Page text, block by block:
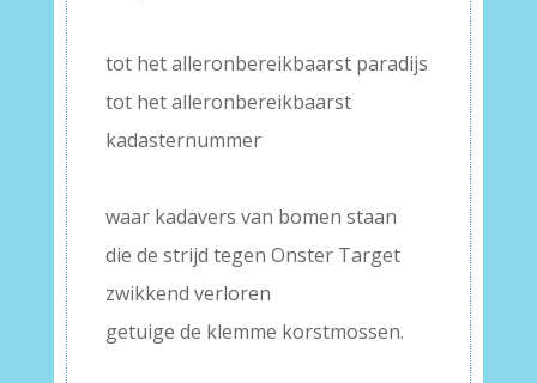
tot het alleronbereikbaarst paradijs
tot het alleronbereikbaarst
kadasternummer
waar kadavers van bomen staan
die de strijd tegen Onster Target
zwikkend verloren
getuige de klemme korstmossen.